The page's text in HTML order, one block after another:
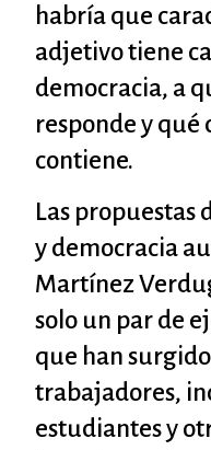
habría que
adjetivo tiene
democracia, a
responde y qué
contiene.
Las propuestas
y democracia
Martínez
solo un par de
que han
trabajadores,
estudiantes y